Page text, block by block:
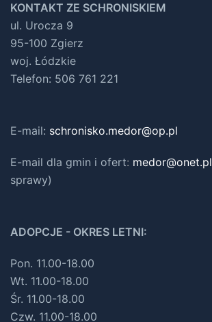
KONTAKT ZE SCHRONISKIEM
ul. Urocza 9
95-100 Zgierz
woj. Łódzkie
Telefon: 506 761 221
E-mail: schronisko.medor@op.pl
E-mail dla gmin i ofert: medor@onet.pl
sprawy)
ADOPCJE - OKRES LETNI:
Pon. 11.00-18.00
Wt. 11.00-18.00
Śr. 11.00-18.00
Czw. 11.00-18.00